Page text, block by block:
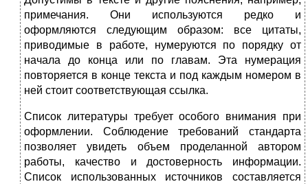
примечания. Они используются редко и
оформляются следующим образом: все цитаты,
приводимые в работе, нумеруются по порядку от
начала до конца или по главам. Эта нумерация
повторяется в конце текста и под каждым номером в
ней стоит соответствующая ссылка.
Список литературы требует особого внимания при
оформлении. Соблюдение требований стандарта
позволяет увидеть объем проделанной автором
работы, качество и достоверность информации.
Список использованных источников составляется